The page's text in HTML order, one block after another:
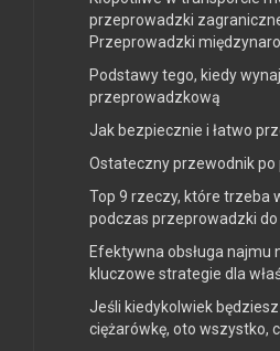
przeprowadzki
Przeprowadzki
Podstawy tego, kiedy
przeprowadzkową
Jak bezpiecznie i łatwo
Ostateczny przewodnik
Top 9 rzeczy, które trzeba
podczas przeprowadzki
Efektywna obsługa najmu
kluczowe strategie dla
Jeśli kiedykolwiek
ciężarówkę, oto wszystko,